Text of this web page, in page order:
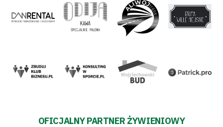
OFICJALNY PARTNER ŻYWIENIOWY